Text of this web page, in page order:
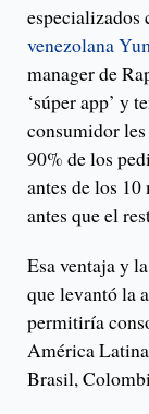
especializados
venezolana
manager de
‘súper app’ y
consumidor
90% de los
antes de los
antes que el
Esa ventaja y
que levantó la
permitiría
América
Brasil,